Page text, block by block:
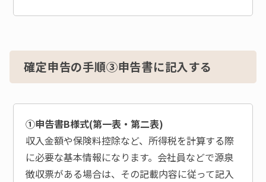
確定申告の手順③申告書に記入する
①申告書B様式(第一表・第二表)
収入金額や保険料控除など、所得税を計算する際
に必要な基本情報になります。会社員などで源泉
徴収票がある場合は、その記載内容に従って記入